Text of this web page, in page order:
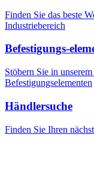
Finden Sie das beste
Industriebereich
Befestigungs-
Stöbern Sie in
Befestigungselementen
Händlersuche
Finden Sie Ihren